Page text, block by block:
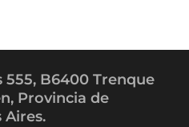
555, B6400 Trenque
Provincia de
Aires.